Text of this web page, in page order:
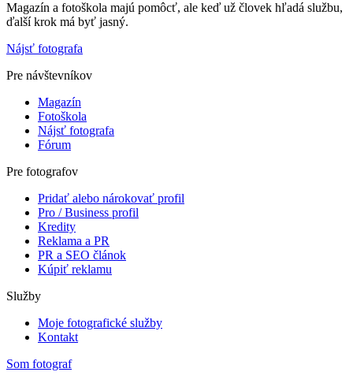
Magazín a fotoškola majú pomôcť, ale keď už človek hľadá službu,
ďalší krok má byť jasný.
Nájsť fotografa
Pre návštevníkov
Magazín
Fotoškola
Nájsť fotografa
Fórum
Pre fotografov
Pridať alebo nárokovať profil
Pro / Business profil
Kredity
Reklama a PR
PR a SEO článok
Kúpiť reklamu
Služby
Moje fotografické služby
Kontakt
Som fotograf